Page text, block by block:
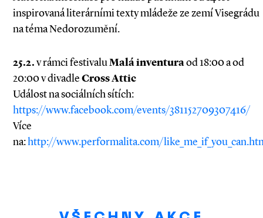
inspirovaná literárními texty mládeže ze zemí Visegrádu
na téma Nedorozumění.
25.2.v rámci festivaluMalá inventuraod 18:00 a od
20:00 v divadleCross Attic
Událost na sociálních sítích:
https://www.facebook.com/events/381152709307416/
Více
na:http://www.performalita.com/